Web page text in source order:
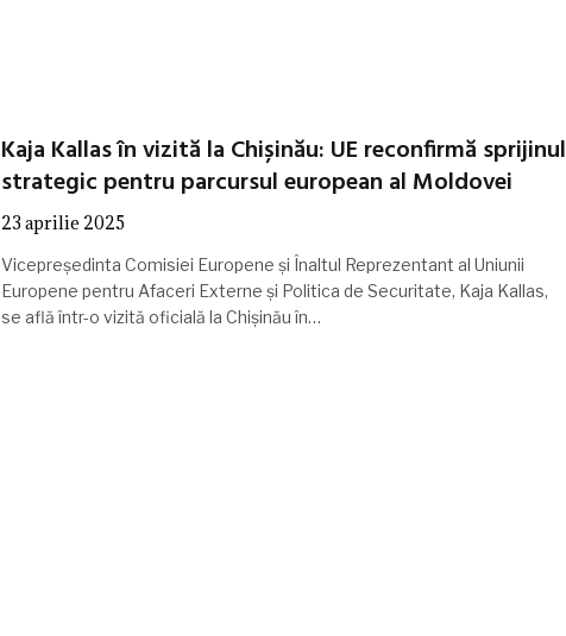
Kaja Kallas în vizită la Chișinău: UE reconfirmă sprijinul
strategic pentru parcursul european al Moldovei
23 aprilie 2025
Vicepreședinta Comisiei Europene și Înaltul Reprezentant al Uniunii
Europene pentru Afaceri Externe și Politica de Securitate, Kaja Kallas,
se află într-o vizită oficială la Chișinău în…